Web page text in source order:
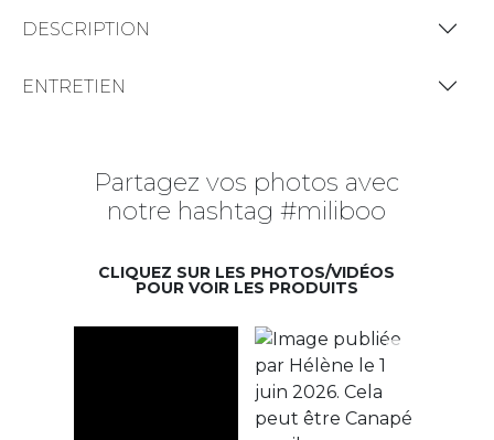
DESCRIPTION
ENTRETIEN
Partagez vos photos avec
notre hashtag #miliboo
CLIQUEZ SUR LES PHOTOS/VIDÉOS
POUR VOIR LES PRODUITS